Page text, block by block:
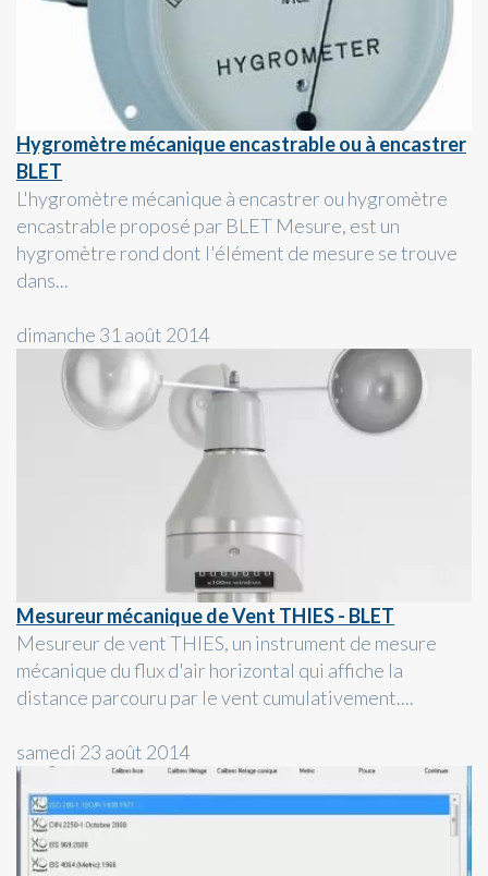
Hygromètre mécanique encastrable ou à encastrer
BLET
L'hygromètre mécanique à encastrer ou hygromètre
encastrable proposé par BLET Mesure, est un
hygromètre rond dont l'élément de mesure se trouve
dans...
dimanche 31 août 2014
Mesureur mécanique de Vent THIES - BLET
Mesureur de vent THIES, un instrument de mesure
mécanique du flux d'air horizontal qui affiche la
distance parcouru par le vent cumulativement....
samedi 23 août 2014